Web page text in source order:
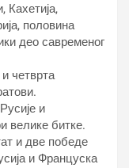
Кахетија,
половина
део савременог
четврта
и
велике битке.
и две победе
и Француска